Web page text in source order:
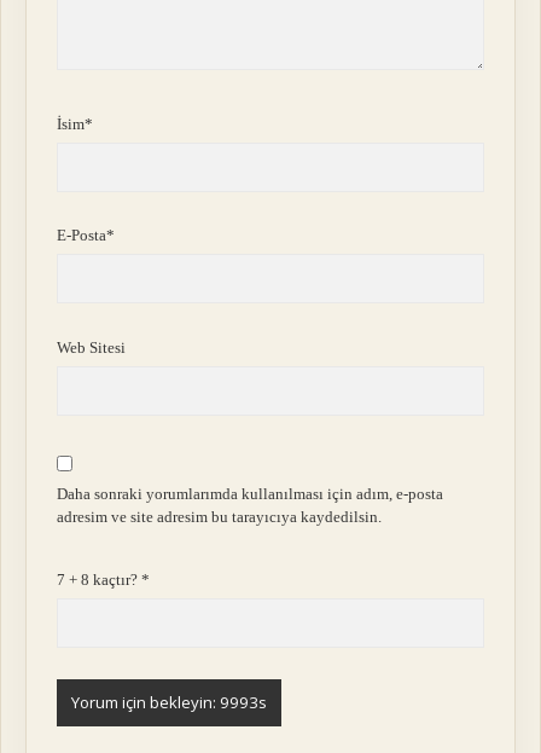
İsim*
E-Posta*
Web Sitesi
Daha sonraki yorumlarımda kullanılması için adım, e-posta
adresim ve site adresim bu tarayıcıya kaydedilsin.
7 + 8 kaçtır?*